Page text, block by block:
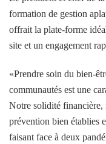
formation de gestion
offrait la plate-forme
site et un engagement
«Prendre soin du bien-
communautés est une
Notre solidité financière,
prévention bien établies
faisant face à deux